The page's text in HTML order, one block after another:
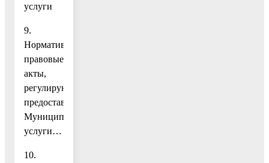
услуги
9.
Нормативные
правовые
акты,
регулирующие
предоставление
Муниципальной
услуги…
10.